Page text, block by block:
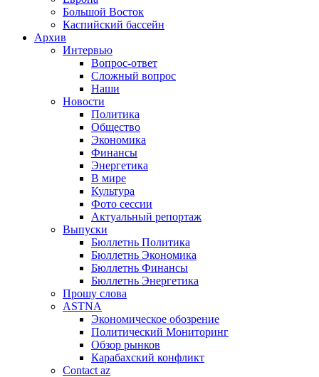
Большой Восток
Каспийский бассейн
Архив
Интервью
Вопрос-ответ
Сложный вопрос
Наши
Новости
Политика
Общество
Экономика
Финансы
Энергетика
В мире
Культура
Фото сессии
Актуальный репортаж
Выпуски
Бюллетнь Политика
Бюллетнь Экономика
Бюллетнь Финансы
Бюллетнь Энергетика
Прошу слова
ASTNA
Экономическое обозрение
Политический Мониторинг
Обзор рынков
Карабахский конфликт
Contact az